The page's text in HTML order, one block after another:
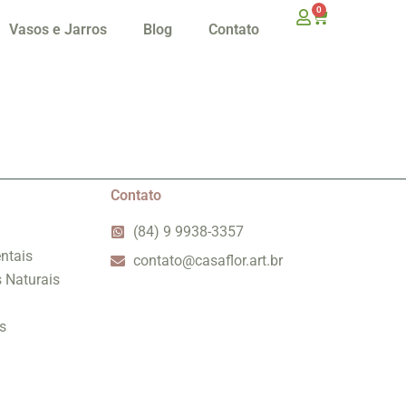
Vasos e Jarros Blog Contato
0
Naturais
Contato
(84) 9 9938-3357
contato@casaflor.art.br